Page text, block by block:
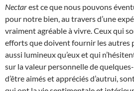
Nectarest ce que nous pouvons
pour notre bien, au travers d’une
vraiment agréable à vivre. Ceux qui
efforts que doivent fournir les autres
aussi lumineux qu’eux et qui
sur la valeur personnelle de
d’être aimés et appréciés d’autrui,